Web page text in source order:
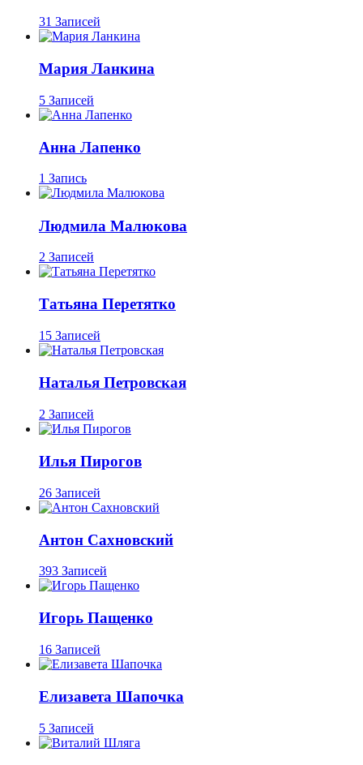
31 Записей
Мария Ланкина
5 Записей
Анна Лапенко
1 Запись
Людмила Малюкова
2 Записей
Татьяна Перетятко
15 Записей
Наталья Петровская
2 Записей
Илья Пирогов
26 Записей
Антон Сахновский
393 Записей
Игорь Пащенко
16 Записей
Елизавета Шапочка
5 Записей